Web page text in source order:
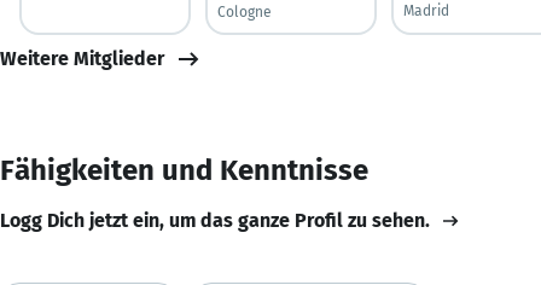
Cologne
Madrid
Weitere Mitglieder
Fähigkeiten und Kenntnisse
Logg Dich jetzt ein, um das ganze Profil zu sehen.